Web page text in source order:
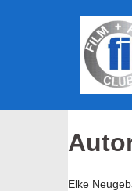
Elke